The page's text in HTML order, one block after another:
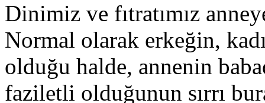
Dinimiz ve fıtratımız
Normal olarak erkeğin,
olduğu halde, annenin
faziletli olduğunun sırrı